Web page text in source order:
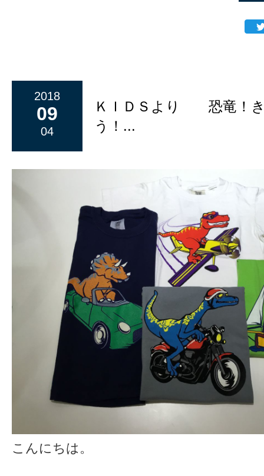
2018
09
04
ＫＩＤＳより 恐竜！
う！...
こんにちは。